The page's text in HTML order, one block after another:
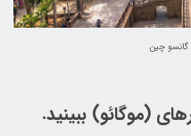
گانسو چین